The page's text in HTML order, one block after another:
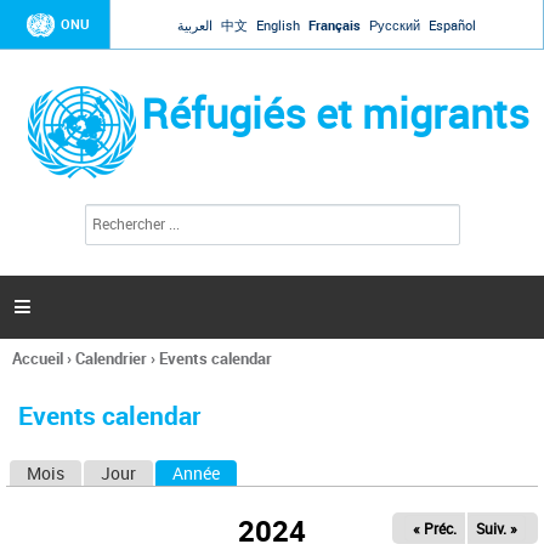
Jump to navigation
ONU العربية 中文 English Français Русский Español
Réfugiés et migrants
l
c
h
e

Vous
ici
Accueil›Calendrier› Events calendar
Events calendar
Mois Jour Année
2024 « Préc. Suiv. »